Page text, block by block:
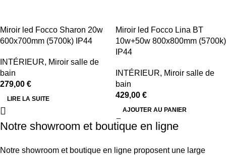
Miroir led Focco Sharon 20w
600x700mm (5700k) IP44
INTÉRIEUR, Miroir salle de
bain
279,00 €
LIRE LA SUITE
Miroir led Focco Lina BT
10w+50w 800x800mm (5700k)
IP44
INTÉRIEUR, Miroir salle de
bain
429,00 €
AJOUTER AU PANIER
Notre showroom et boutique en ligne
Notre showroom et boutique en ligne proposent une large